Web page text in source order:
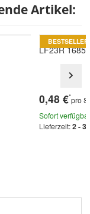
Artikel:
BESTSELLER
LF23R 1685
0,48 €*pro
Sofort verfügbar
Lieferzeit:2 - 3